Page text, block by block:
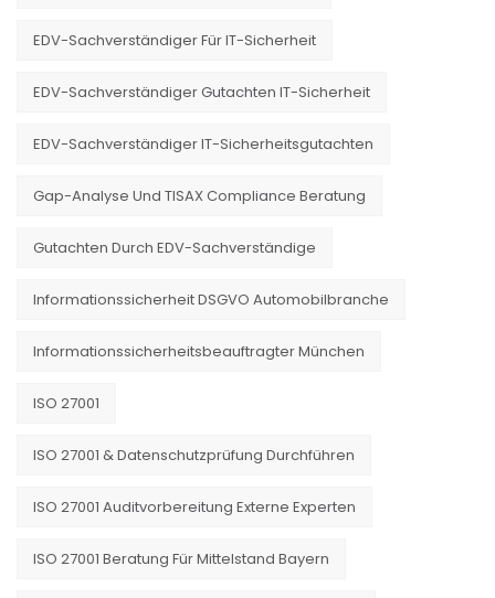
EDV-Sachverständiger Für IT-Sicherheit
EDV-Sachverständiger Gutachten IT-Sicherheit
EDV-Sachverständiger IT-Sicherheitsgutachten
Gap-Analyse Und TISAX Compliance Beratung
Gutachten Durch EDV-Sachverständige
Informationssicherheit DSGVO Automobilbranche
Informationssicherheitsbeauftragter München
ISO 27001
ISO 27001 & Datenschutzprüfung Durchführen
ISO 27001 Auditvorbereitung Externe Experten
ISO 27001 Beratung Für Mittelstand Bayern